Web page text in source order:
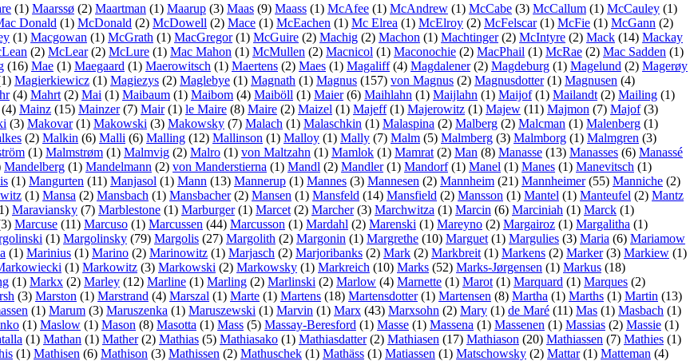
(1) Maarssø (2) Maartman (1) Maarup (3) Maas (9) Maass (1) McAfee (1) McAndrew (1) McCabe (3) McCallum (1) McCauley (1)
Donald (1) McDonald (2) McDowell (2) Mace (1) McEachen (1) Mc Elrea (1) McElroy (2) McFelscar(1) McFie (1) McGann (2)
(1) Macgowan (1) McGrath (1) MacGregor(1) McGuire (2) Machig (2) Machon (1) Machtinger(2) McIntyre (2) Mack (14) Mackay
(2) McLear(2) McLure (1) Mac Mahon (1) McMullen (2) Macnicol (1) Maconochie (2) MacPhail (1) McRae (2) Mac Sadden (1)
(16) Mae (1) Maegaard (1) Maerowitsch (1) Maertens (2) Maes (1) Magaliff(4) Magdalener(2) Magdeburg (1) Magelund (2) Magerøy
Magierkiewicz (1) Magiezys (2) Maglebye (1) Magnath (1) Magnus (157) von Magnus (2) Magnusdotter(1) Magnusen (4)
(4) Mahrt (2) Mai (1) Maibaum (1) Maibom (4) Maiböll (1) Maier(6) Maihlahn (1) Maijlahn (1) Maijof(1) Mailandt (2) Mailing (1)
(4) Mainz (15) Mainzer(7) Mair(1) le Maire (8) Maire (2) Maizel (1) Majeff(1) Majerowitz (1) Majew (11) Majmon (7) Majof(3)
(3) Makovar(1) Makowski (3) Makowsky (7) Malach (1) Malaschkin (1) Malaspina (2) Malberg (2) Malcman (1) Malenberg (1)
(2) Malkin (6) Malli (6) Malling (12) Mallinson (1) Malloy (1) Mally (7) Malm (5) Malmberg (3) Malmborg (1) Malmgren (3)
(1) Malmstrøm (1) Malmvig (2) Malro (1) von Maltzahn (1) Mamlok (1) Mamrat (2) Man (8) Manasse (13) Manasses (6) Manassé
Mandelberg (1) Mandelmann (2) von Manderstierna (1) Mandl (2) Mandler(1) Mandorf(1) Manel (1) Manes (1) Manevitsch (1)
(1) Mangurten (11) Manjasol (1) Mann (13) Mannerup (1) Mannes (3) Mannesen (2) Mannheim (21) Mannheimer(55) Manniche (2)
(1) Mansa (2) Mansbach (1) Mansbacher(2) Mansen (1) Mansfeld (14) Mansfield (2) Mansson (1) Mantel (1) Manteufel (2) Mantz
Maraviansky (7) Marblestone (1) Marburger(1) Marcet (2) Marcher(3) Marchwitza (1) Marcin (6) Marciniah (1) Marck (1)
Marcuse (11) Marcuso (1) Marcussen (44) Marcusson (1) Mardahl (2) Marenski (1) Mareyno (2) Margairoz (1) Margalitha (1)
(1) Margolinsky (79) Margolis (27) Margolith (2) Margonin (1) Margrethe (10) Marguet (1) Margulies (3) Maria (6) Mariamow
(1) Marinius (1) Marino (2) Marinowitz (1) Marjasch (2) Marjoribanks (2) Mark (2) Markbreit (1) Markens (2) Marker(3) Markiew (1)
(1) Markowitz (3) Markowski (2) Markowsky (1) Markreich (10) Marks (52) Marks-Jørgensen (1) Markus (18)
(1) Markx (2) Marley (12) Marline (1) Marling (2) Marlinski (2) Marlow (4) Marnette (1) Marot (1) Marquard (1) Marques (2)
(3) Marston (1) Marstrand (4) Marszal (1) Marte (1) Martens (18) Martensdotter(1) Martensen (8) Martha (1) Marths (1) Martin (13)
(1) Marum (3) Maruszenka (1) Maruszewski (1) Marvin (1) Marx (43) Marxsohn (2) Mary (1) de Maré (11) Mas (1) Masbach (1)
(1) Maslow (1) Mason (8) Masotta (1) Mass (5) Massay-Beresford (1) Masse (1) Massena (1) Massenen (1) Massias (2) Massie (1)
(1) Mathan (1) Mather(2) Mathias (5) Mathiasako (1) Mathiasdatter(2) Mathiasen (17) Mathiason (20) Mathiassen (7) Mathies (1)
(1) Mathisen (6) Mathison (3) Mathissen (2) Mathuschek (1) Mathäss (1) Matiassen (1) Matschowsky (2) Mattar(1) Matteman (4)